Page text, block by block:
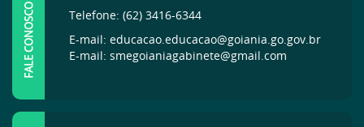
FALE CONOSCO
Telefone: (62) 3416-6344
E-mail: educacao.educacao@goiania.go.gov.br
E-mail: smegoianiagabinete@gmail.com